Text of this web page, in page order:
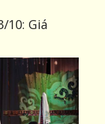
10: Giá